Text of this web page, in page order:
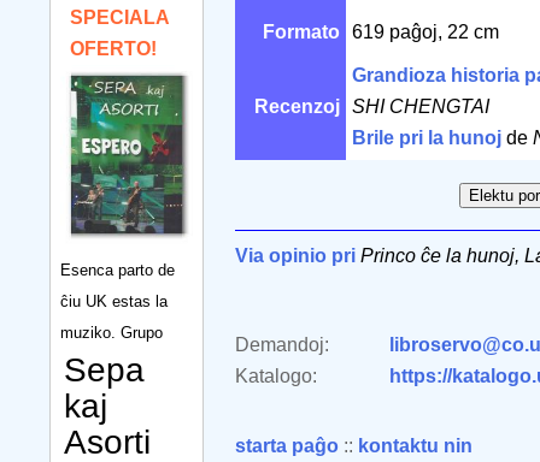
SPECIALA
OFERTO!
Esenca parto de
ĉiu UK estas la
muziko. Grupo
Sepa
kaj
Asorti
Formato 619 paĝoj, 22 cm
Recenzoj
Grandioza historia
SHI CHENGTAI
Brile pri la hunoj de
Via opinio pri Princo ĉe la hunoj,
Demandoj:
Katalogo:
https://
starta paĝo :: kontaktu nin